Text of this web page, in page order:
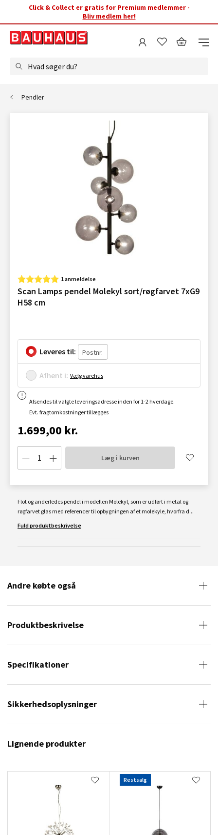
Click & Collect er gratis for Premium medlemmer -
Bliv medlem her!
Hvad søger du?
Pendler
1 anmeldelse
Scan Lamps pendel Molekyl sort/røgfarvet 7xG9
H58 cm
Leveres til:
Afhent i: Vælg varehus
Afsendes til valgte leveringsadresse inden for 1-2 hverdage.
Evt. fragtomkostninger tillægges
1.699,00 kr.
Læg i kurven
Flot og anderledes pendel i modellen Molekyl, som er udført i metal og
røgfarvet glas med referencer til opbygningen af et molekyle, hvorfra d...
Fuld produktbeskrivelse
Andre købte også
Produktbeskrivelse
Specifikationer
Sikkerhedsoplysninger
Lignende produkter
Restsalg